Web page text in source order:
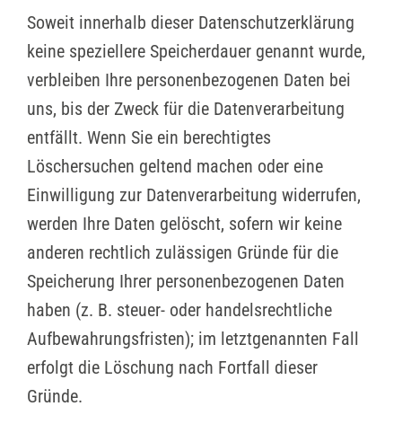
Soweit innerhalb dieser Datenschutzerklärung
keine speziellere Speicherdauer genannt wurde,
verbleiben Ihre personenbezogenen Daten bei
uns, bis der Zweck für die Datenverarbeitung
entfällt. Wenn Sie ein berechtigtes
Löschersuchen geltend machen oder eine
Einwilligung zur Datenverarbeitung widerrufen,
werden Ihre Daten gelöscht, sofern wir keine
anderen rechtlich zulässigen Gründe für die
Speicherung Ihrer personenbezogenen Daten
haben (z. B. steuer- oder handelsrechtliche
Aufbewahrungsfristen); im letztgenannten Fall
erfolgt die Löschung nach Fortfall dieser
Gründe.